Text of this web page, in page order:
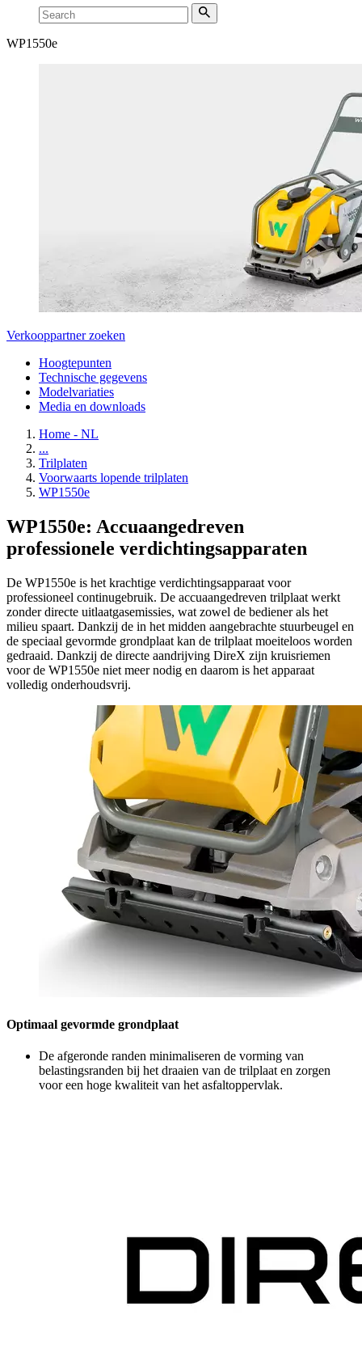
WP1550e
Verkooppartner zoeken
Hoogtepunten
Technische gegevens
Modelvariaties
Media en downloads
Home - NL
...
Trilplaten
Voorwaarts lopende trilplaten
WP1550e
WP1550e: Accuaangedreven
professionele verdichtingsapparaten
De WP1550e is het krachtige verdichtingsapparaat voor
professioneel continugebruik. De accuaangedreven trilplaat werkt
zonder directe uitlaatgasemissies, wat zowel de bediener als het
milieu spaart. Dankzij de in het midden aangebrachte stuurbeugel en
de speciaal gevormde grondplaat kan de trilplaat moeiteloos worden
gedraaid. Dankzij de directe aandrijving DireX zijn kruisriemen
voor de WP1550e niet meer nodig en daarom is het apparaat
volledig onderhoudsvrij.
Optimaal gevormde grondplaat
De afgeronde randen minimaliseren de vorming van
belastingsranden bij het draaien van de trilplaat en zorgen
voor een hoge kwaliteit van het asfaltoppervlak.